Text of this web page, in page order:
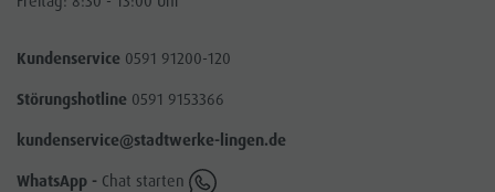
Kundenservice 0591 91200-120
Störungshotline 0591 9153366
kundenservice@stadtwerke-lingen.de
WhatsApp - Chat starten